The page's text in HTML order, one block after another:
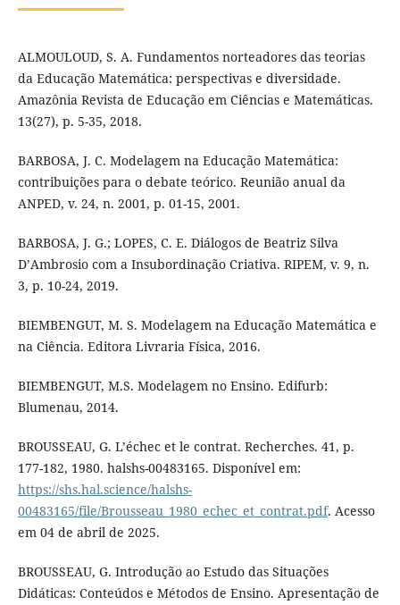
ALMOULOUD, S. A. Fundamentos norteadores das teorias
da Educação Matemática: perspectivas e diversidade.
Amazônia Revista de Educação em Ciências e Matemáticas.
13(27), p. 5-35, 2018.
BARBOSA, J. C. Modelagem na Educação Matemática:
contribuições para o debate teórico. Reunião anual da
ANPED, v. 24, n. 2001, p. 01-15, 2001.
BARBOSA, J. G.; LOPES, C. E. Diálogos de Beatriz Silva
D’Ambrosio com a Insubordinação Criativa. RIPEM, v. 9, n.
3, p. 10-24, 2019.
BIEMBENGUT, M. S. Modelagem na Educação Matemática e
na Ciência. Editora Livraria Física, 2016.
BIEMBENGUT, M.S. Modelagem no Ensino. Edifurb:
Blumenau, 2014.
BROUSSEAU, G. L’échec et le contrat. Recherches. 41, p.
177-182, 1980. halshs-00483165. Disponível em:
https://shs.hal.science/halshs-
00483165/file/Brousseau_1980_echec_et_contrat.pdf. Acesso
em 04 de abril de 2025.
BROUSSEAU, G. Introdução ao Estudo das Situações
Didáticas: Conteúdos e Métodos de Ensino. Apresentação de